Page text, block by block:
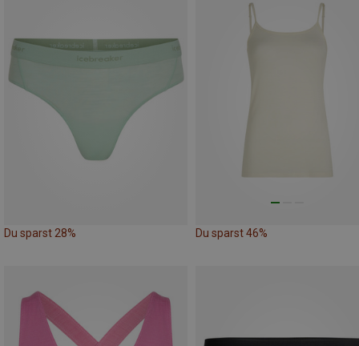
Du sparst 28% Du sparst 46%